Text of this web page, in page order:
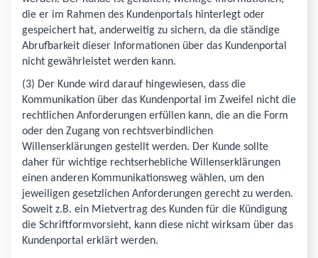
die er im Rahmen des Kundenportals hinterlegt oder
gespeichert hat, anderweitig zu sichern, da die ständige
Abrufbarkeit dieser Informationen über das Kundenportal
nicht gewährleistet werden kann.
(3) Der Kunde wird darauf hingewiesen, dass die
Kommunikation über das Kundenportal im Zweifel nicht die
rechtlichen Anforderungen erfüllen kann, die an die Form
oder den Zugang von rechtsverbindlichen
Willenserklärungen gestellt werden. Der Kunde sollte
daher für wichtige rechtserhebliche Willenserklärungen
einen anderen Kommunikationsweg wählen, um den
jeweiligen gesetzlichen Anforderungen gerecht zu werden.
Soweit z.B. ein Mietvertrag des Kunden für die Kündigung
die Schriftformvorsieht, kann diese nicht wirksam über das
Kundenportal erklärt werden.